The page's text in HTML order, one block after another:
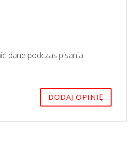
dane podczas pisania